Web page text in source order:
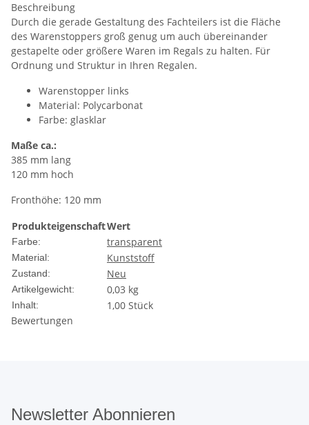
Beschreibung
Durch die gerade Gestaltung des Fachteilers ist die Fläche
des Warenstoppers groß genug um auch übereinander
gestapelte oder größere Waren im Regals zu halten. Für
Ordnung und Struktur in Ihren Regalen.
Warenstopper links
Material: Polycarbonat
Farbe: glasklar
Maße ca.:
385 mm lang
120 mm hoch
Fronthöhe: 120 mm
ProdukteigenschaftWert
Farbe: transparent
Material: Kunststoff
Zustand: Neu
Artikelgewicht: 0,03 kg
Inhalt:
1,00 Stück
Bewertungen
Newsletter Abonnieren